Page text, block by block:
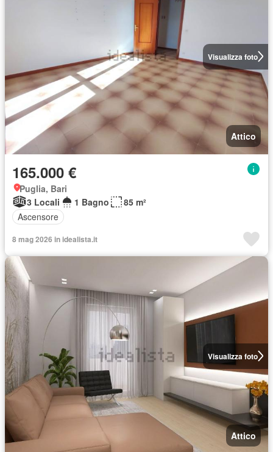
Visualizza foto
Attico
165.000 €
Puglia, Bari
3 Locali
1 Bagno
85 m²
Ascensore
8 mag 2026 in idealista.it
Visualizza foto
Attico